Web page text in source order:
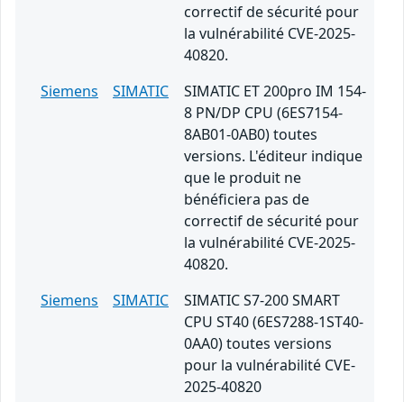
correctif de sécurité pour
la vulnérabilité CVE-2025-
40820.
Siemens
SIMATIC
SIMATIC ET 200pro IM 154-
8 PN/DP CPU (6ES7154-
8AB01-0AB0) toutes
versions. L'éditeur indique
que le produit ne
bénéficiera pas de
correctif de sécurité pour
la vulnérabilité CVE-2025-
40820.
Siemens
SIMATIC
SIMATIC S7-200 SMART
CPU ST40 (6ES7288-1ST40-
0AA0) toutes versions
pour la vulnérabilité CVE-
2025-40820